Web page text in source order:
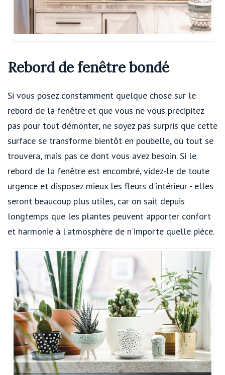
Rebord de fenêtre bondé
Si vous posez constamment quelque chose sur le
rebord de la fenêtre et que vous ne vous précipitez
pas pour tout démonter, ne soyez pas surpris que cette
surface se transforme bientôt en poubelle, où tout se
trouvera, mais pas ce dont vous avez besoin. Si le
rebord de la fenêtre est encombré, videz-le de toute
urgence et disposez mieux les fleurs d'intérieur - elles
seront beaucoup plus utiles, car on sait depuis
longtemps que les plantes peuvent apporter confort
et harmonie à l'atmosphère de n'importe quelle pièce.